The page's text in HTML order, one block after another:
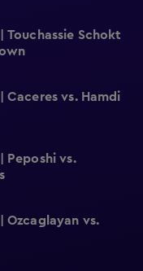
Touchassie Schokt
Caceres vs. Hamdi
Peposhi vs.
Ozcaglayan vs.